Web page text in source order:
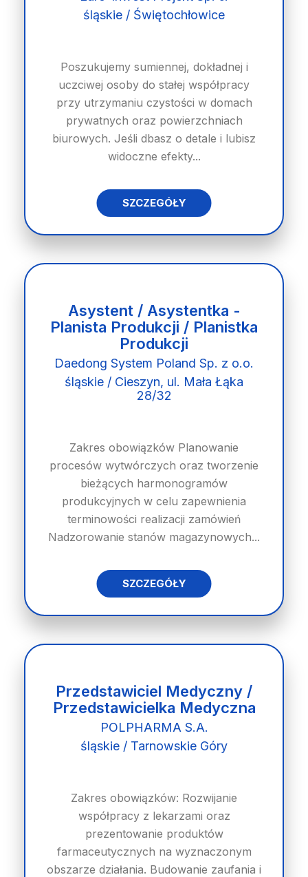
śląskie / Świętochłowice
Poszukujemy sumiennej, dokładnej i
uczciwej osoby do stałej współpracy
przy utrzymaniu czystości w domach
prywatnych oraz powierzchniach
biurowych. Jeśli dbasz o detale i lubisz
widoczne efekty...
SZCZEGÓŁY
Asystent / Asystentka -
Planista Produkcji / Planistka
Produkcji
Daedong System Poland Sp. z o.o.
śląskie / Cieszyn, ul. Mała Łąka
28/32
Zakres obowiązków Planowanie
procesów wytwórczych oraz tworzenie
bieżących harmonogramów
produkcyjnych w celu zapewnienia
terminowości realizacji zamówień
Nadzorowanie stanów magazynowych...
SZCZEGÓŁY
Przedstawiciel Medyczny /
Przedstawicielka Medyczna
POLPHARMA S.A.
śląskie / Tarnowskie Góry
Zakres obowiązków: Rozwijanie
współpracy z lekarzami oraz
prezentowanie produktów
farmaceutycznych na wyznaczonym
obszarze działania. Budowanie zaufania i